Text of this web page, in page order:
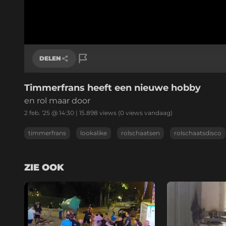
DELEN
Link kopiëren
Timmerfrans heeft een nieuwe hobby
en rol maar door
2 feb. '25 @ 14:30 | 15.898 views (0 views vandaag)
timmerfrans lookalike rolschaatsen rolschaatsdisco
ZIE OOK